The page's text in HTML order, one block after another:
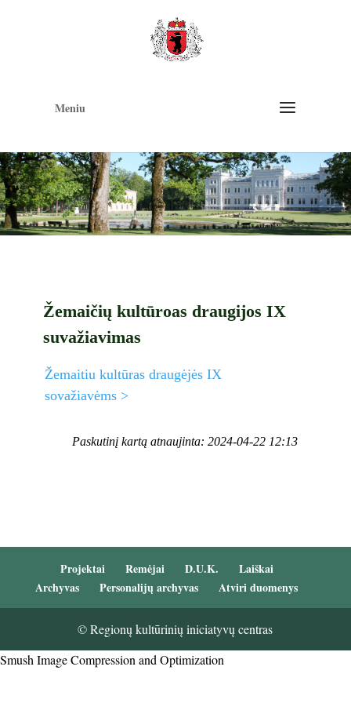
Meniu
Žemaičių kultūroas draugijos IX
suvažiavimas
Žemaitiu kultūras draugėjės IX
sovažiavėms >
Paskutinį kartą atnaujinta: 2024-04-22 12:13
Projektai Remėjai D.U.K.
Laiškai
Archyvas
Personalijų archyvas Atviri duomenys
© Regionų kultūrinių iniciatyvų centras
Smush Image Compression and Optimization